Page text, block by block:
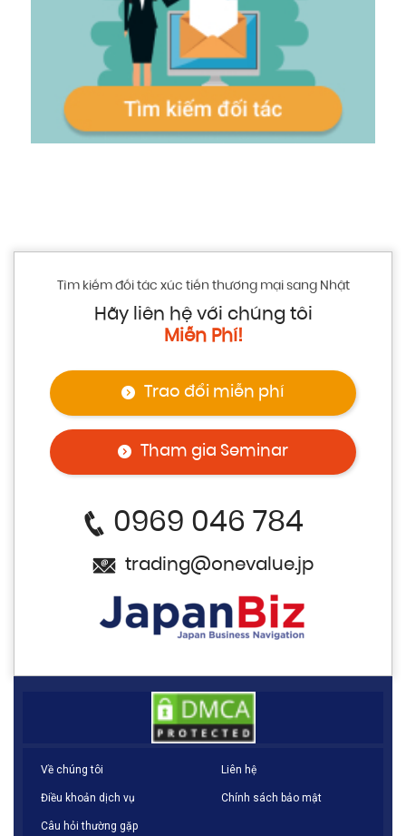
Tìm kiếm đối tác xúc tiến thương mại sang Nhật
Hãy liên hệ với chúng tôi
Miễn Phí!
Trao đổi miễn phí
Tham gia Seminar
0969 046 784
trading@onevalue.jp
Về chúng tôi Liên hệ
Điều khoản dịch vụ Chính sách bảo mật
Câu hỏi thường gặp